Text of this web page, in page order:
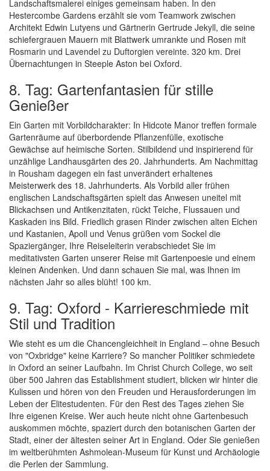
Landschaftsmalerei einiges gemeinsam haben. In den
Hestercombe Gardens erzählt sie vom Teamwork zwischen
Architekt Edwin Lutyens und Gärtnerin Gertrude Jekyll, die seine
schiefergrauen Mauern mit Blattwerk umrankte und Rosen mit
Rosmarin und Lavendel zu Duftorgien vereinte. 320 km. Drei
Übernachtungen in Steeple Aston bei Oxford.
8. Tag: Gartenfantasien für stille
Genießer
Ein Garten mit Vorbildcharakter: In Hidcote Manor treffen formale
Gartenräume auf überbordende Pflanzenfülle, exotische
Gewächse auf heimische Sorten. Stilbildend und inspirierend für
unzählige Landhausgärten des 20. Jahrhunderts. Am Nachmittag
in Rousham dagegen ein fast unverändert erhaltenes
Meisterwerk des 18. Jahrhunderts. Als Vorbild aller frühen
englischen Landschaftsgärten spielt das Anwesen uneitel mit
Blickachsen und Antikenzitaten, rückt Teiche, Flussauen und
Kaskaden ins Bild. Friedlich grasen Rinder zwischen alten Eichen
und Kastanien, Apoll und Venus grüßen vom Sockel die
Spaziergänger, Ihre Reiseleiterin verabschiedet Sie im
meditativsten Garten unserer Reise mit Gartenpoesie und einem
kleinen Andenken. Und dann schauen Sie mal, was Ihnen im
nächsten Jahr so alles blüht! 100 km.
9. Tag: Oxford - Karriereschmiede mit
Stil und Tradition
Wie steht es um die Chancengleichheit in England – ohne Besuch
von "Oxbridge" keine Karriere? So mancher Politiker schmiedete
in Oxford an seiner Laufbahn. Im Christ Church College, wo seit
über 500 Jahren das Establishment studiert, blicken wir hinter die
Kulissen und hören von den Freuden und Herausforderungen im
Leben der Elitestudenten. Für den Rest des Tages ziehen Sie
Ihre eigenen Kreise. Wer auch heute nicht ohne Gartenbesuch
auskommen möchte, spaziert durch den botanischen Garten der
Stadt, einer der ältesten seiner Art in England. Oder Sie genießen
im weltberühmten Ashmolean-Museum für Kunst und Archäologie
die Perlen der Sammlung.